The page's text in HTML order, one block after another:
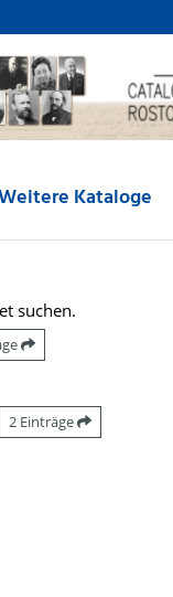
Kataloge
suchen.
2 Einträge